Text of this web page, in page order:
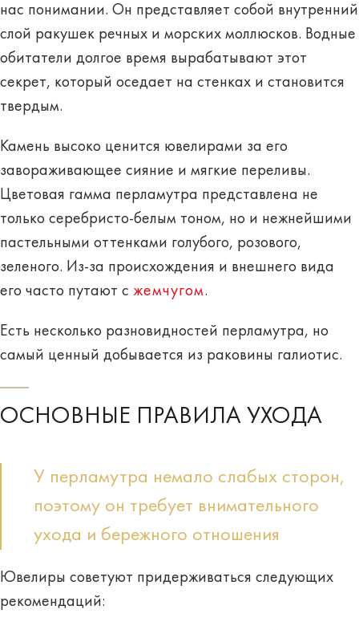
нас понимании. Он представляет собой внутренний
слой ракушек речных и морских моллюсков. Водные
обитатели долгое время вырабатывают этот
секрет, который оседает на стенках и становится
твердым.
Камень высоко ценится ювелирами за его
завораживающее сияние и мягкие переливы.
Цветовая гамма перламутра представлена не
только серебристо-белым тоном, но и нежнейшими
пастельными оттенками голубого, розового,
зеленого. Из-за происхождения и внешнего вида
его часто путают с жемчугом.
Есть несколько разновидностей перламутра, но
самый ценный добывается из раковины галиотис.
ОСНОВНЫЕ ПРАВИЛА УХОДА
У перламутра немало слабых сторон,
поэтому он требует внимательного
ухода и бережного отношения
Ювелиры советуют придерживаться следующих
рекомендаций: